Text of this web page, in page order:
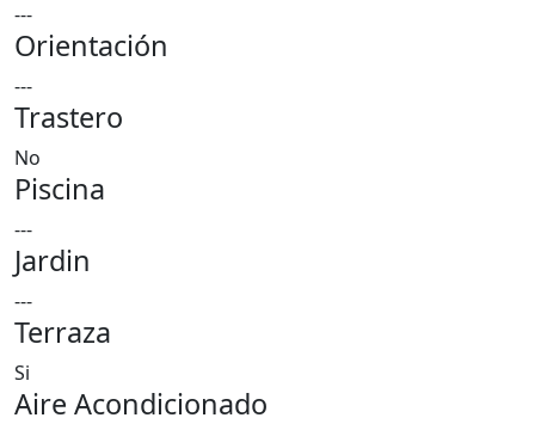
---
Orientación
---
Trastero
No
Piscina
---
Jardin
---
Terraza
Si
Aire Acondicionado